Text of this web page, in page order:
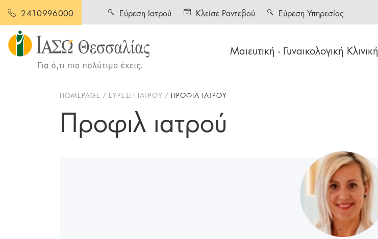
2410996000
Μαιευτική - Γυναικολογική Κλινική
Εύρεση Ιατρού Κλείσε Ραντεβού Εύρεση Υπηρεσίας
HOMEPAGE ΕΥΡΕΣΗ ΙΑΤΡΟΥ ΠΡΟΦΙΛ ΙΑΤΡΟΥ
Προφιλ ιατρού